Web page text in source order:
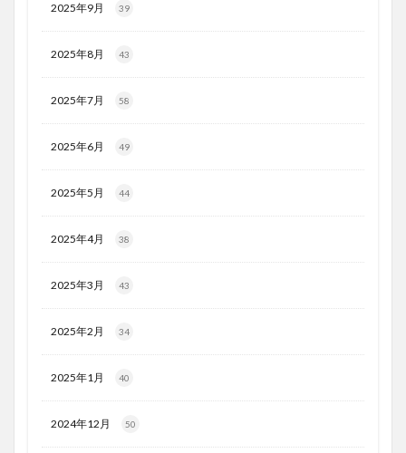
2025年9月 39
2025年8月 43
2025年7月 58
2025年6月 49
2025年5月 44
2025年4月 38
2025年3月 43
2025年2月 34
2025年1月 40
2024年12月 50